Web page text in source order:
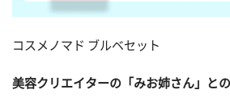
コスメノマド ブルベセット
美容クリエイターの「みお姉さん」と